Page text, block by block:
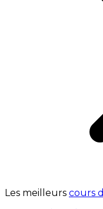
Les meilleurs cours